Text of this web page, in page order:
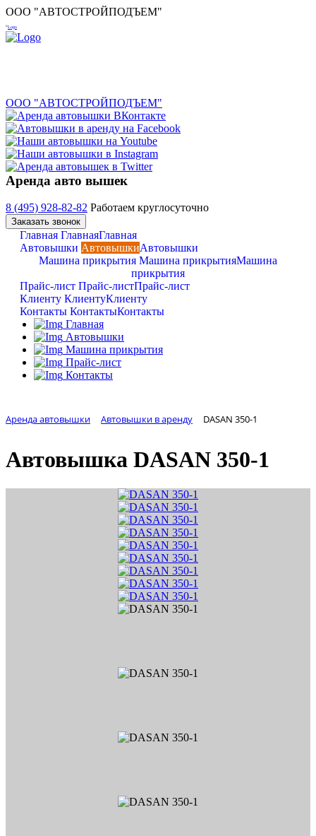
ООО "АВТОСТРОЙПОДЪЕМ"
ООО "АВТОСТРОЙПОДЪЕМ"
Аренда авто вышек
8 (495) 928-82-82 Работаем круглосуточно
Заказать звонок
Главная ГлавнаяГлавная
Автовышки АвтовышкиАвтовышки
Машина прикрытия Машина прикрытияМашина
прикрытия
Прайс-лист Прайс-листПрайс-лист
Клиенту КлиентуКлиенту
Контакты КонтактыКонтакты
Главная
Автовышки
Машина прикрытия
Прайс-лист
Контакты
Аренда автовышки Автовышки в аренду DASAN 350-1
Автовышка DASAN 350-1